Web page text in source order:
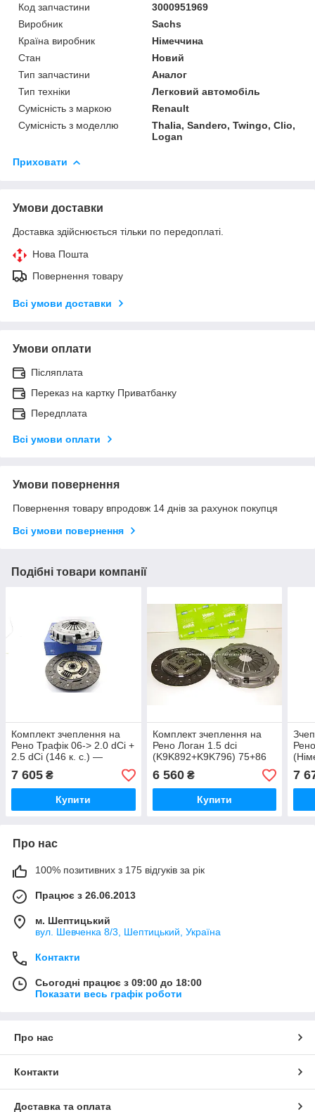
Код запчастини
3000951969
Виробник
Sachs
Країна виробник
Німеччина
Стан
Новий
Тип запчастини
Аналог
Тип техніки
Легковий автомобіль
Сумісність з маркою
Renault
Сумісність з моделлю
Thalia, Sandero, Twingo, Clio,
Logan
Приховати
Умови доставки
Доставка здійснюється тільки по передоплаті.
Нова Пошта
Повернення товару
Всі умови доставки
Умови оплати
Післяплата
Переказ на картку Приватбанку
Передплата
Всі умови оплати
Умови повернення
Повернення товару впродовж 14 днів за рахунок покупця
Всі умови повернення
Подібні товари компанії
Комплект зчеплення на
Рено Трафік 06-> 2.0 dCi +
2.5 dCi (146 к. с.) —
SACHS (Німеччина) -
3000950551
7 605 ₴
Купити
Комплект зчеплення на
Рено Логан 1.5 dci
(K9K892+K9K796) 75+86
л. с. - Valeo (Франція) -
828012
6 560₴
Купити
7
Про нас
100% позитивних з 175 відгуків за рік
Працює з 26.06.2013
м. Шептицький
вул. Шевченка 8/3, Шептицький, Україна
Контакти
Сьогодні працює з 09:00 до 18:00
Показати весь графік роботи
Про нас
Контакти
Доставка та оплата